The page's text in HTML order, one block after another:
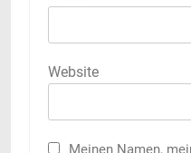
Website